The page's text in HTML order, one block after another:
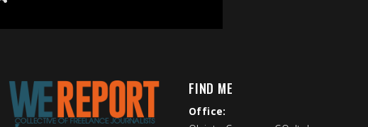
FIND ME
Office: